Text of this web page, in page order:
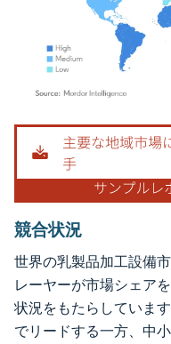
画像 © Mordor Intelligence。再
競合状況
世界の乳製品加工設備
レーヤーが市場シェア
状況をもたらしていま
でリードする一方、中